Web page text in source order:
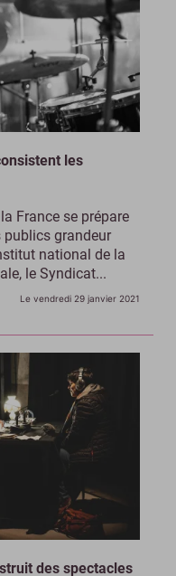
les
France se prépare
publics grandeur
national de la
le Syndicat...
Le vendredi 29 janvier 2021
des spectacles